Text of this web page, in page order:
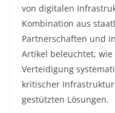
von digitalen
Kombination aus
Partnerschaften und
Artikel beleuchtet,
Verteidigung
kritischer
gestützten Lösungen.